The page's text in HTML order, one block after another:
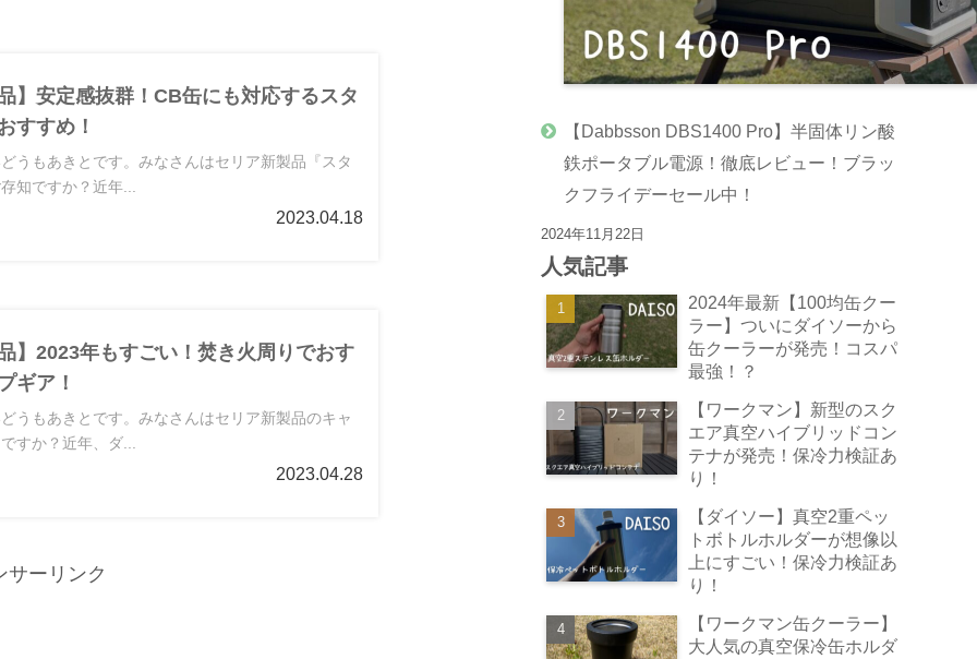
】安定感抜群！CB缶にも対応するスタ
すすめ！
うもあきとです。みなさんはセリア新製品『スタ
知ですか？近年...
2023.04.18
】2023年もすごい！焚き火周りでおす
ギア！
うもあきとです。みなさんはセリア新製品のキャ
すか？近年、ダ...
2023.04.28
サーリンク
【Dabbsson DBS1400 Pro】半固体リン酸
鉄ポータブル電源！徹底レビュー！ブラッ
クフライデーセール中！
2024年11月22日
人気記事
2024年最新【100均缶クー
ラー】ついにダイソーから
缶クーラーが発売！コスパ
最強！？
【ワークマン】新型のスク
エア真空ハイブリッドコン
テナが発売！保冷力検証あ
り！
【ダイソー】真空2重ペッ
トボトルホルダーが想像以
上にすごい！保冷力検証あ
り！
【ワークマン缶クーラー】
大人気の真空保冷缶ホルダ